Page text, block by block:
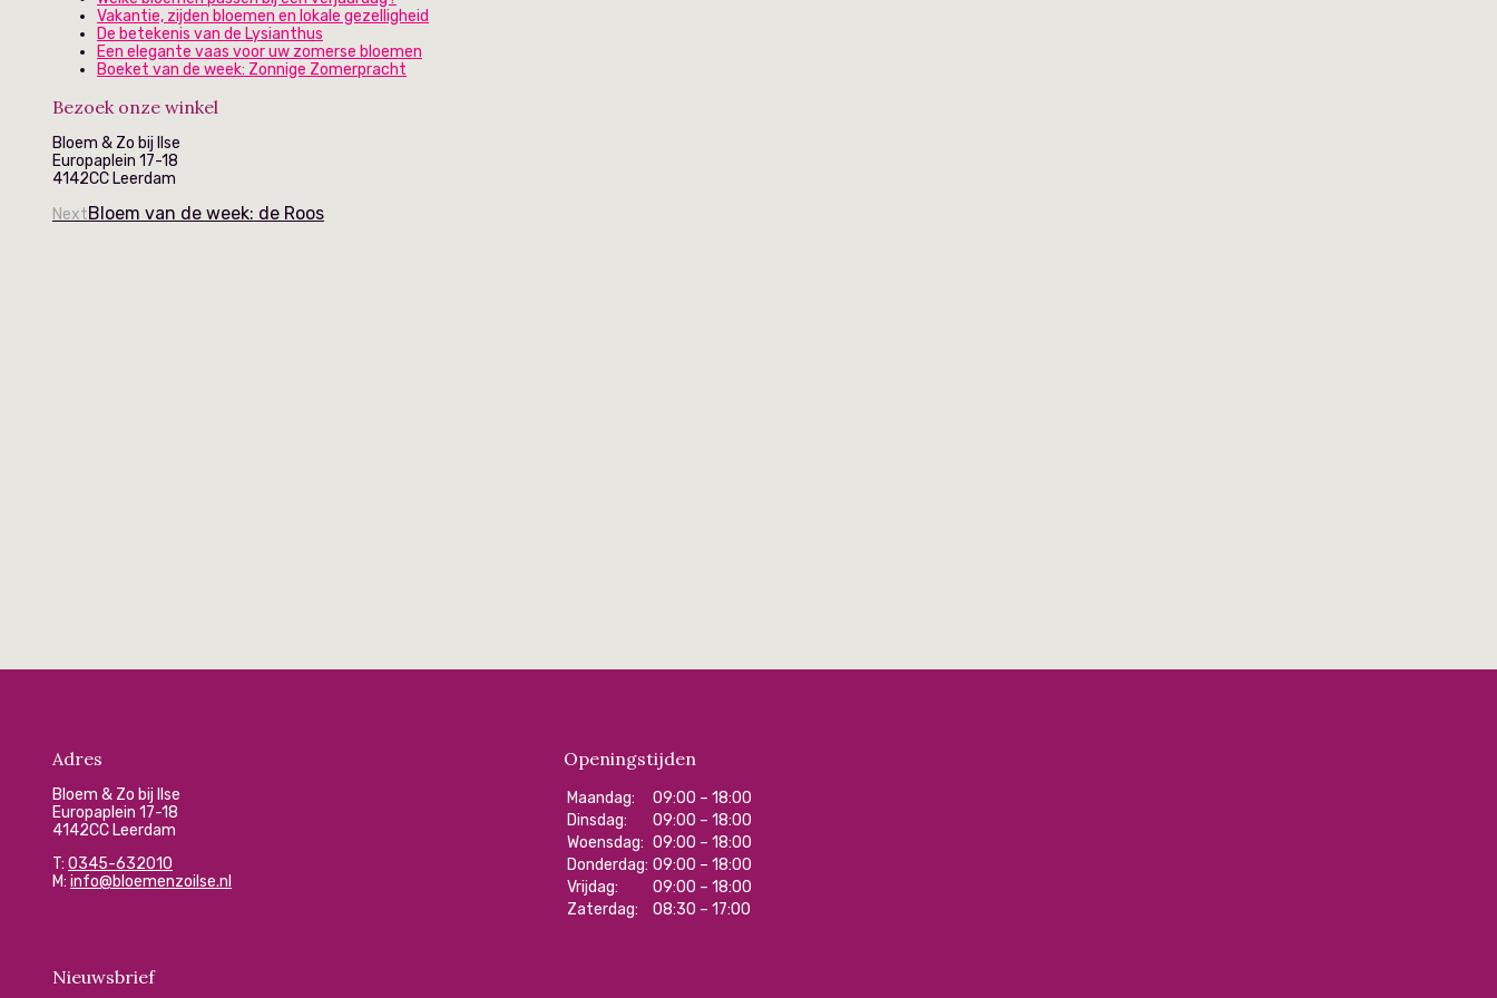
Vakantie, zijden bloemen en lokale gezelligheid
De betekenis van de Lysianthus
Een elegante vaas voor uw zomerse bloemen
Boeket van de week: Zonnige Zomerpracht
Bezoek onze winkel
Bloem & Zo bij Ilse
Europaplein 17-18
4142CC Leerdam
NextBloem van de week: de Roos
Adres
Bloem & Zo bij Ilse
Europaplein 17-18
4142CC Leerdam
T: 0345-632010
M: info@bloemenzoilse.nl
Openingstijden
Maandag:
09:00 – 18:00
Dinsdag:
09:00 – 18:00
Woensdag: 09:00 – 18:00
Donderdag: 09:00 – 18:00
Vrijdag:
09:00 – 18:00
Zaterdag:
08:30 – 17:00
Nieuwsbrief